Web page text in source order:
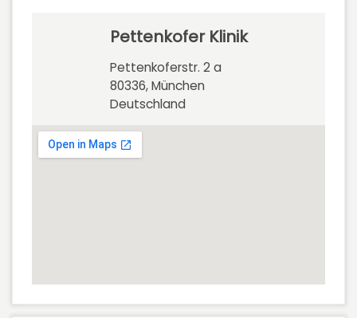
Pettenkofer Klinik
Pettenkoferstr. 2 a
80336, München
Deutschland